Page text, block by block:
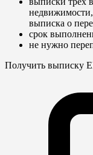
недвижимости,
выписка о
срок
не нужно
Получить выписку